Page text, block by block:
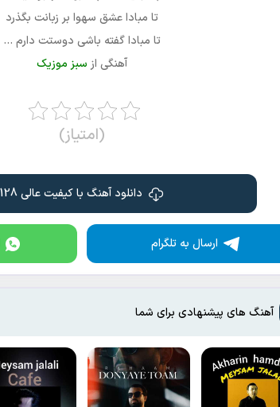
تا مبادا عشق سهوا بر زبانت بگذرد
تا مبادا گفته باشی دوستت دارم …
آهنگی از سبز موزیک
(امتیاز)
دانلود آهنگ با کیفیت عالی 128
ارسال به تلگرام
آهنگ های پیشنهادی برای شما